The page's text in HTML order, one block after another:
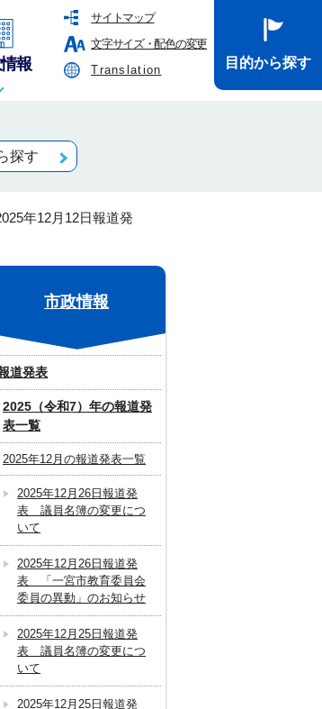
サイトマップ
文字サイズ・配色の変更
Translation
報 目的から探す
探す
年12月12日報道発
市政情報
道発表
2025（令和7）年の報道発
表一覧
2025年12月の報道発表一覧
2025年12月26日報道発
表 議員名簿の変更につ
いて
2025年12月26日報道発
表 「一宮市教育委員会
委員の異動」のお知らせ
2025年12月25日報道発
表 議員名簿の変更につ
いて
2025年12月25日報道発